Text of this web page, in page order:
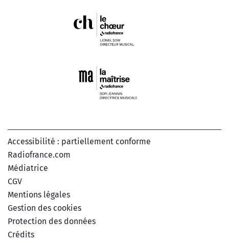
Accessibilité : partiellement conforme
Radiofrance.com
Médiatrice
CGV
Mentions légales
Gestion des cookies
Protection des données
Crédits